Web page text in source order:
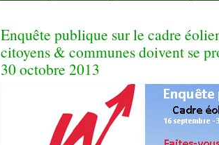
Enquête publique sur le cadre
citoyens & communes doivent se
30 octobre 2013